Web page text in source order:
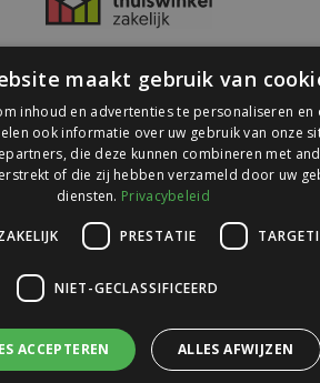
© 2026 Ledlichtdiscounter.nl
op
maakt gebruik van
inhoud en advertenties te personaliseren en
ook informatie over uw gebruik van onze
die deze kunnen combineren met
of die zij hebben verzameld door uw
diensten. Privacybeleid
PRESTATIE
NIET-GECLASSIFICEERD
ACCEPTEREN ALLES AFWIJZEN